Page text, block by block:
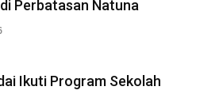
Perbatasan Natuna
Ikuti Program Sekolah